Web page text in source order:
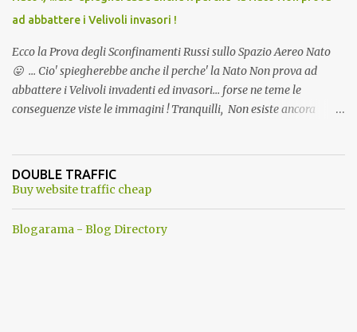
ad abbattere i Velivoli invasori !
Ecco la Prova degli Sconfinamenti Russi sullo Spazio Aereo Nato
😛 ... Cio' spiegherebbe anche il perche' la Nato Non prova ad
abbattere i Velivoli invadenti ed invasori... forse ne teme le
conseguenze viste le immagini ! Tranquilli, Non esiste ancora
ancora una fantasia Nato o forse una "False Flag", per provocare
una guerra mondiale che difficilmente da menti sane, potrebbe
DOUBLE TRAFFIC
Buy website traffic cheap
Blogarama - Blog Directory